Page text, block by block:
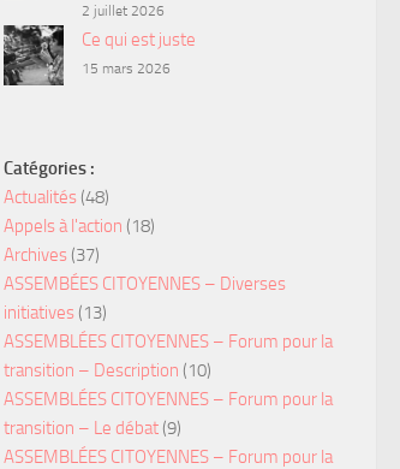
2 juillet 2026
Ce qui est juste
15 mars 2026
Catégories :
Actualités (48)
Appels à l'action (18)
Archives (37)
ASSEMBÉES CITOYENNES – Diverses
initiatives (13)
ASSEMBLÉES CITOYENNES – Forum pour la
transition – Description (10)
ASSEMBLÉES CITOYENNES – Forum pour la
transition – Le débat (9)
ASSEMBLÉES CITOYENNES – Forum pour la